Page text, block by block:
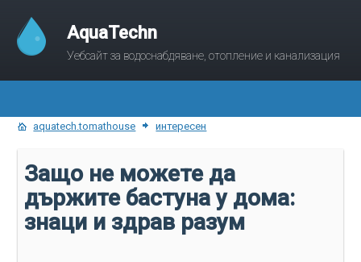
AquaTechn
Уебсайт за водоснабдяване, отопление и канализация
aquatech.tomathouse интересен
Защо не можете да
държите бастуна у дома:
знаци и здрав разум